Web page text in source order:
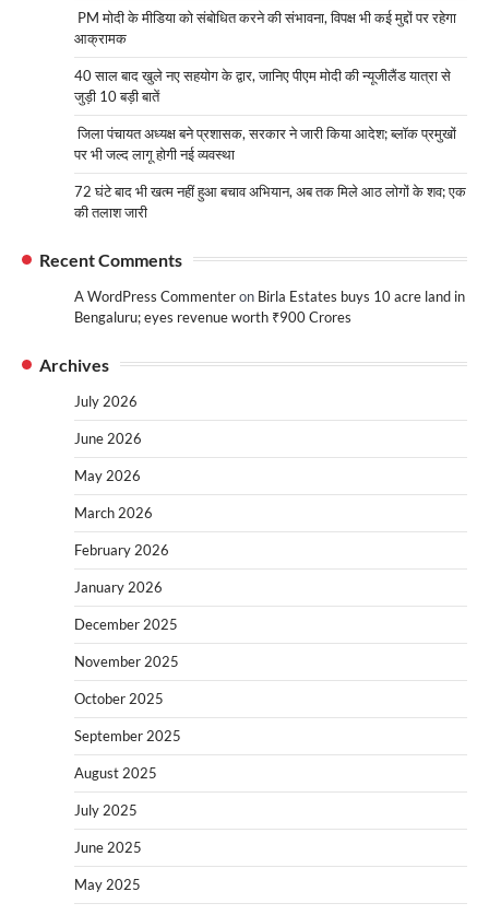
PM मोदी के मीडिया को संबोधित करने की संभावना, विपक्ष भी कई मुद्दों पर रहेगा
आक्रामक
40 साल बाद खुले नए सहयोग के द्वार, जानिए पीएम मोदी की न्यूजीलैंड यात्रा से
जुड़ी 10 बड़ी बातें
जिला पंचायत अध्यक्ष बने प्रशासक, सरकार ने जारी किया आदेश; ब्लॉक प्रमुखों
पर भी जल्द लागू होगी नई व्यवस्था
72 घंटे बाद भी खत्म नहीं हुआ बचाव अभियान, अब तक मिले आठ लोगों के शव; एक
की तलाश जारी
Recent Comments
A WordPress Commenteron Birla Estates buys 10 acre land in
Bengaluru; eyes revenue worth ₹900 Crores
Archives
July 2026
June 2026
May 2026
March 2026
February 2026
January 2026
December 2025
November 2025
October 2025
September 2025
August 2025
July 2025
June 2025
May 2025